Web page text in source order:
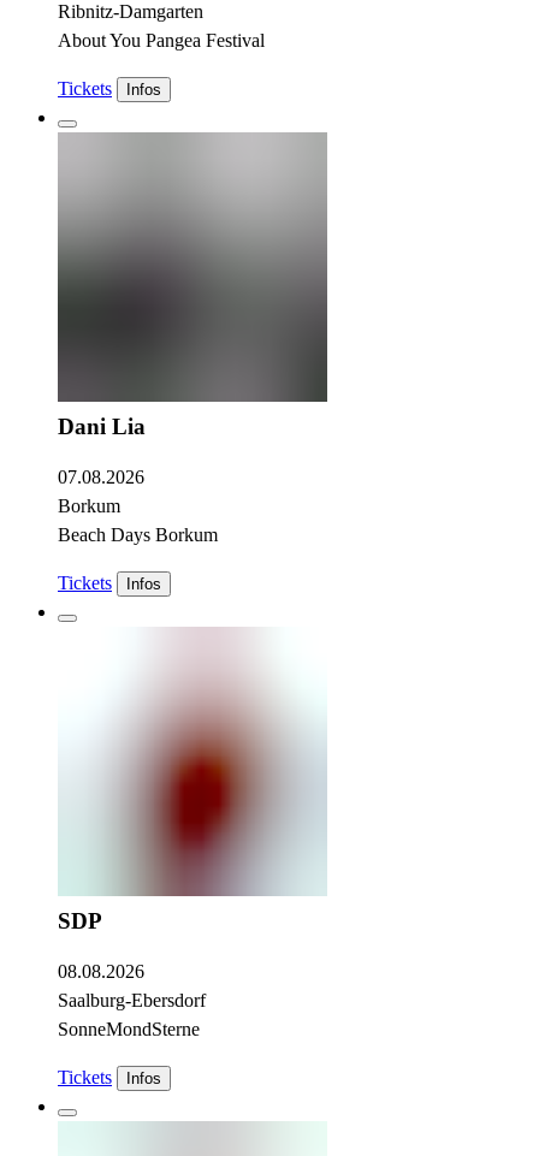
Ribnitz-Damgarten
About You Pangea Festival
Tickets Infos
Dani Lia
07.08.2026
Borkum
Beach Days Borkum
Tickets Infos
SDP
08.08.2026
Saalburg-Ebersdorf
SonneMondSterne
Tickets Infos